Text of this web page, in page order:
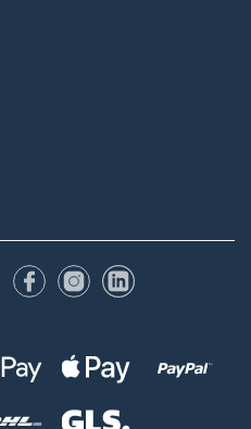
FacebookuInstagramu
LinkedIn